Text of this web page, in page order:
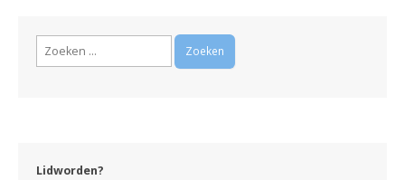
Zoeken
Lidworden?